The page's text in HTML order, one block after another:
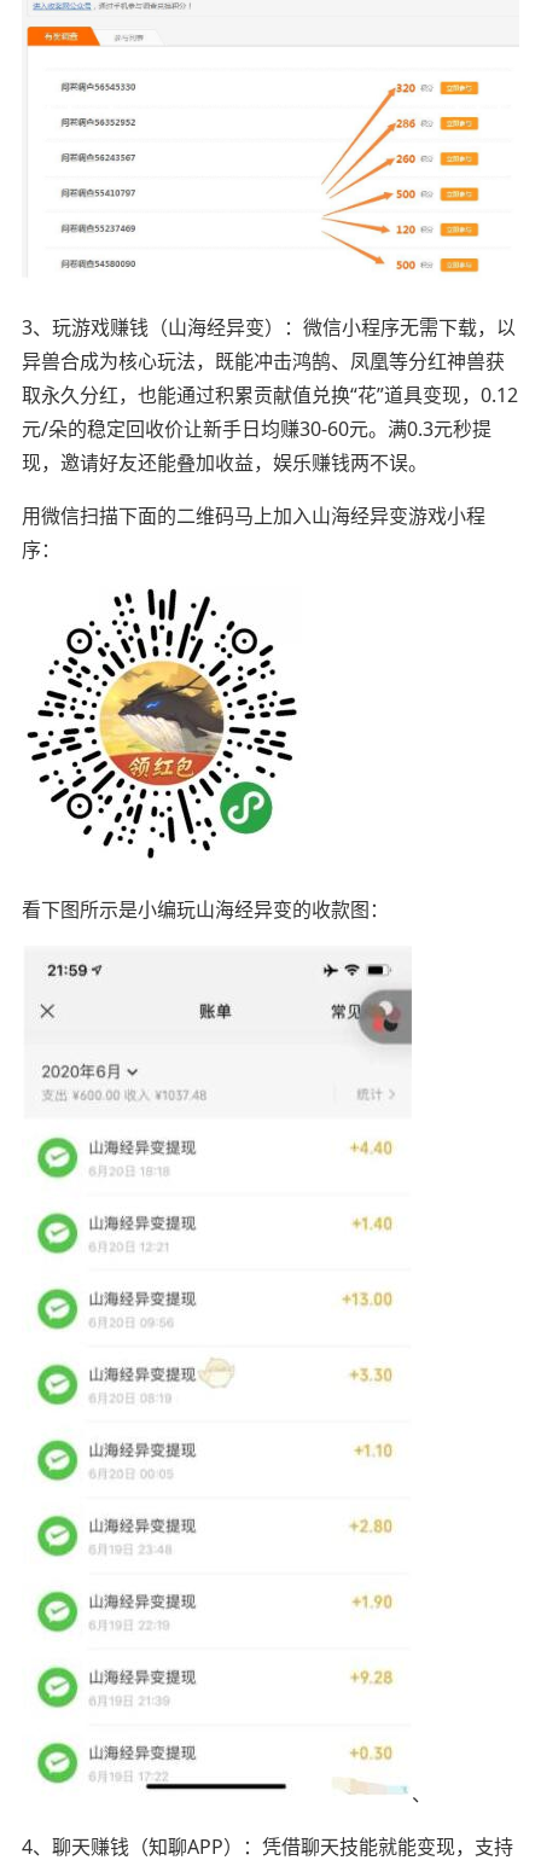
3、玩游戏赚钱（山海经异变）：微信小程序无需下载，以
异兽合成为核心玩法，既能冲击鸿鹄、凤凰等分红神兽获
取永久分红，也能通过积累贡献值兑换“花”道具变现，0.12
元/朵的稳定回收价让新手日均赚30-60元。满0.3元秒提
现，邀请好友还能叠加收益，娱乐赚钱两不误。
用微信扫描下面的二维码马上加入山海经异变游戏小程
序：
看下图所示是小编玩山海经异变的收款图：
、
4、聊天赚钱（知聊APP）：凭借聊天技能就能变现，支持